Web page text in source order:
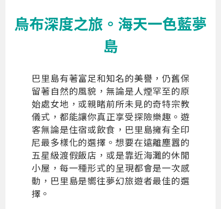
烏布深度之旅。海天一色藍夢
島
巴里島有著富足和知名的美譽，仍舊保
留著自然的風貌，無論是人煙罕至的原
始處女地，或親睹前所未見的奇特宗教
儀式，都能讓你真正享受探險樂趣。遊
客無論是住宿或飲食，巴里島擁有全印
尼最多樣化的選擇。想要在遠離塵囂的
五星級渡假飯店，或是靠近海灘的休閒
小屋，每一種形式的呈現都會是一次感
動，巴里島是嚮往夢幻旅遊者最佳的選
擇。